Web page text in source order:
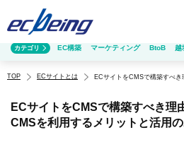
TOP ECサイトとは
ECサイトをCMSで構築すべき理
CMSを利用するメリットと活用
カテゴリ EC構築 マーケティング BtoB 越